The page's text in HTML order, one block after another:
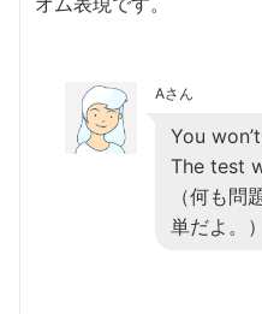
Aさん
You
The test
（何も問
単だよ。）